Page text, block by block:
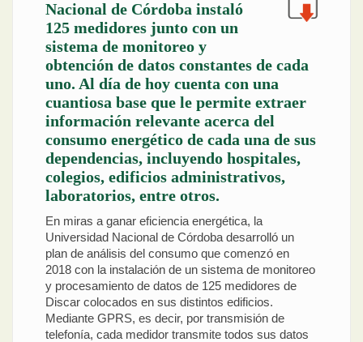
Nacional de Córdoba instaló
125 medidores junto con un
sistema de monitoreo y
obtención de datos constantes de cada
uno. Al día de hoy cuenta con una
cuantiosa base que le permite extraer
información relevante acerca del
consumo energético de cada una de sus
dependencias, incluyendo hospitales,
colegios, edificios administrativos,
laboratorios, entre otros.
En miras a ganar eficiencia energética, la
Universidad Nacional de Córdoba desarrolló un
plan de análisis del consumo que comenzó en
2018 con la instalación de un sistema de monitoreo
y procesamiento de datos de 125 medidores de
Discar colocados en sus distintos edificios.
Mediante GPRS, es decir, por transmisión de
telefonía, cada medidor transmite todos sus datos